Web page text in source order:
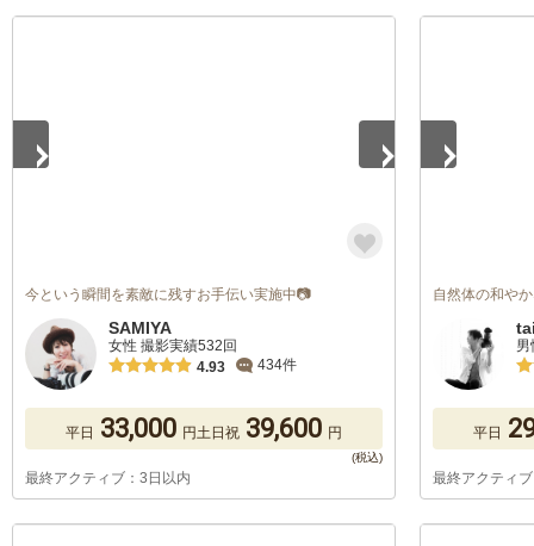
今という瞬間を素敵に残すお手伝い実施中📷
SAMIYA
女性 撮影実績532回
4.93
434件
平日 33,000 円土日祝 39,600 円
最終アクティブ：3日以内
自然体の和や
平日
最終アクティ